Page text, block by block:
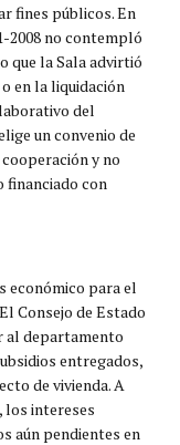
fines públicos. En
2008 no contempló
que la Sala advirtió
en la liquidación
del
un convenio de
y no
financiado con
económico para el
Consejo de Estado
al departamento
entregados,
de vivienda. A
los intereses
aún pendientes en